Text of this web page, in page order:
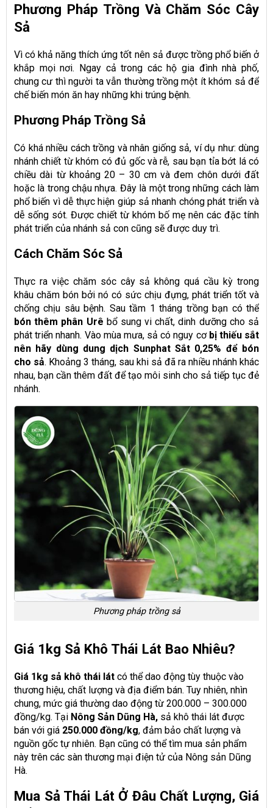
Phương Pháp Trồng Và Chăm Sóc Cây
Sả
Vì có khả năng thích ứng tốt nên sả được trồng phổ biến ở
khắp mọi nơi. Ngay cả trong các hộ gia đình nhà phố,
chung cư thì người ta vẫn thường trồng một ít khóm sả để
chế biến món ăn hay những khi trúng bệnh.
Phương Pháp Trồng Sả
Có khá nhiều cách trồng và nhân giống sả, ví dụ như: dùng
nhánh chiết từ khóm có đủ gốc và rễ, sau bạn tỉa bớt lá có
chiều dài từ khoảng 20 – 30 cm và đem chôn dưới đất
hoặc là trong chậu nhựa. Đây là một trong những cách làm
phổ biến vì dễ thực hiện giúp sả nhanh chóng phát triển và
dễ sống sót. Được chiết từ khóm bố mẹ nên các đặc tính
phát triển của nhánh sả con cũng sẽ được duy trì.
Cách Chăm Sóc Sả
Thực ra việc chăm sóc cây sả không quá cầu kỳ trong
khâu chăm bón bởi nó có sức chịu đựng, phát triển tốt và
chống chịu sâu bệnh. Sau tầm 1 tháng trồng bạn có thể
bón thêm phân Urê bổ sung vi chất, dinh dưỡng cho sả
phát triển nhanh. Vào mùa mưa, sả có nguy cơ bị thiếu sắt
nên hãy dùng dung dịch Sunphat Sắt 0,25% để bón
cho sả. Khoảng 3 tháng, sau khi sả đã ra nhiều nhánh khác
nhau, bạn cần thêm đất để tạo môi sinh cho sả tiếp tục đẻ
nhánh.
Phương pháp trồng sả
Giá 1kg Sả Khô Thái Lát Bao Nhiêu?
Giá 1kg sả khô thái lát có thể dao động tùy thuộc vào
thương hiệu, chất lượng và địa điểm bán. Tuy nhiên, nhìn
chung, mức giá thường dao động từ 200.000 – 300.000
đồng/kg. Tại Nông Sản Dũng Hà, sả khô thái lát được
bán với giá 250.000 đồng/kg, đảm bảo chất lượng và
nguồn gốc tự nhiên. Bạn cũng có thể tìm mua sản phẩm
này trên các sàn thương mại điện tử của Nông sản Dũng
Hà.
Mua Sả Thái Lát Ở Đâu Chất Lượng, Giá